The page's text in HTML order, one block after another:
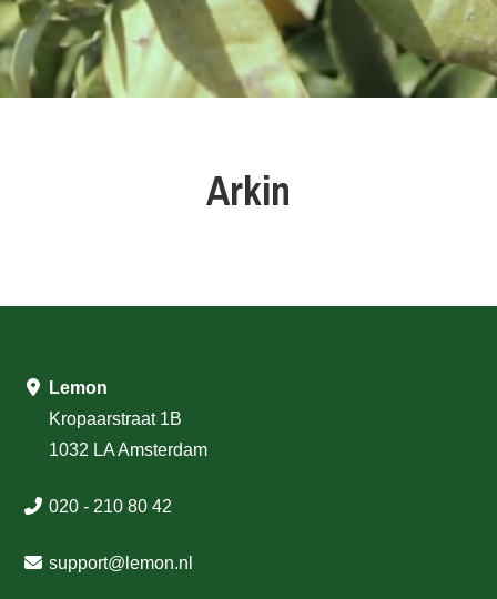
Arkin
Lemon
Kropaarstraat 1B
1032 LA Amsterdam
020 - 210 80 42
support@ lemon.nl